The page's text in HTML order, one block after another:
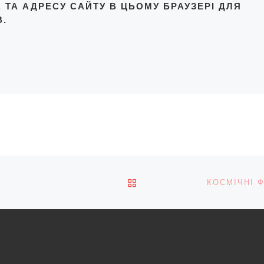
ТА АДРЕСУ САЙТУ В ЦЬОМУ БРАУЗЕРІ ДЛЯ
ПОВЕРНУТИСЯ ДО